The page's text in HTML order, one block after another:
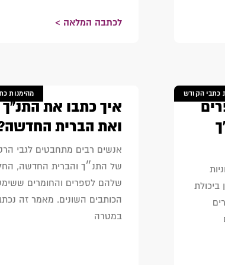
לכתבה המלאה >
כתבי הקודש מהימנות
איך כתבו את התנ"ך
ואת הברית
אנשים רבים מתחבטים לגבי
של התנ״ך והברית החדשה,
שלהם לספרים והחומרים
הכותבים השונים. מאמר זה
במטרה